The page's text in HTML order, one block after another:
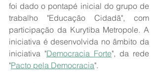
foi dado o pontapé inicial do grupo de
trabalho "Educação Cidadã", com
participação da Kurytiba Metropole. A
iniciativa é desenvolvida no âmbito da
iniciativa "Democracia Forte", da rede
"Pacto pela Democracia".